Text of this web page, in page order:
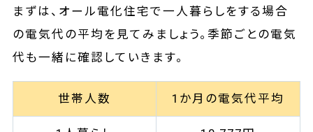
まずは、オール電化住宅で一人暮らしをする場合
の電気代の平均を見てみましょう。季節ごとの電気
代も一緒に確認していきます。
世帯人数 1か月の電気代平均